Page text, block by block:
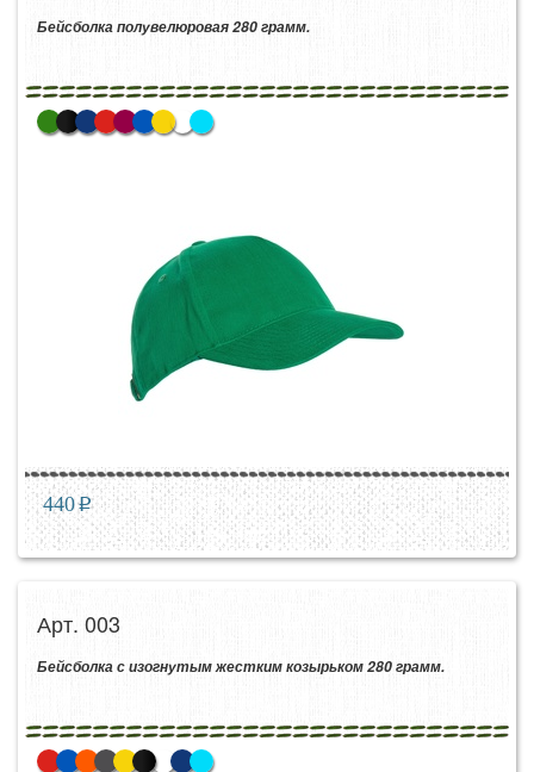
Бейсболка полувелюровая 280 грамм.
440p
Арт. 003
Бейсболка с изогнутым жестким козырьком 280 грамм.